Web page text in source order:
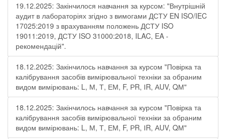
19.12.2025: Закінчилося навчання за курсом: "Внутрішній
аудит в лабораторіях згідно з вимогами ДСТУ EN ISO/IEC
17025:2019 з врахуванням положень ДСТУ ISO
19011:2019, ДСТУ ISO 31000:2018, ILAC, EA -
рекомендацій".
18.12.2025: Закінчилось навчання за курсом "Повірка та
калібрування засобів вимірювальної техніки за обраним
видом вимірювань: L, М, Т, ЕМ, F, РR, ІR, АUV, QМ"
18.12.2025: Закінчилось навчання за курсом "Повірка та
калібрування засобів вимірювальної техніки за обраним
видом вимірювань: L, М, Т, ЕМ, F, РR, ІR, АUV, QМ"